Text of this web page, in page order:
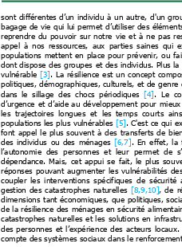
sont différentes d’un individu à un autre, d'un
bagage de vie qui lui permet d’utiliser des
reprendre du pouvoir sur notre vie et à ne pas
appel à nos ressources, aux parties saines qui
populations mettent en place pour prévenir, ou
dont dispose des groupes et des individus. Plus la
vulnérable [3]. La résilience est un concept
politiques, démographiques, culturels, et de genre
dans le sillage des chocs périodiques [4]. Le
d’urgence et d’aide au développement pour
les trajectoires longues et les temps courts
populations les plus vulnérables [5]. C'est ce qui
font appel le plus souvent à des transferts de
des individus ou des ménages [6,7]. En effet, la
l’autonomie des  personnes et leur  permet de
dépendance. Mais, cet appui se fait, le plus sou
réponses pouvant augmenter les vulnérabilités
coupler les interventions spécifiques de sécurité
gestion des catastrophes naturelles [8,9,10], de
dimensions tant économiques, que politiques,
de la résilience des ménages en sécurité
catastrophes naturelles et les solutions en i
des personnes et l’expérience des acteurs locaux.
compte des systèmes sociaux dans le re